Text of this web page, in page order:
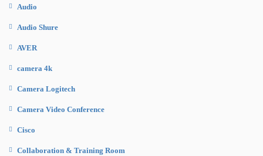
Audio
Audio Shure
AVER
camera 4k
Camera Logitech
Camera Video Conference
Cisco
Collaboration & Training Room